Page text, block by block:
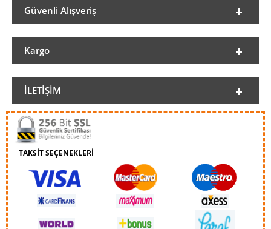
Güvenli Alışveriş
Kargo
İLETIŞIM
TAKSİT SEÇENEKLERİ